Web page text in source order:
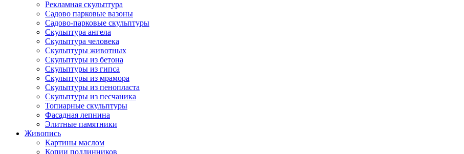
Рекламная скульптура
Садово парковые вазоны
Садово-парковые скульптуры
Скульптура ангела
Скульптура человека
Скульптуры животных
Скульптуры из бетона
Скульптуры из гипса
Скульптуры из мрамора
Скульптуры из пенопласта
Скульптуры из песчаника
Топиарные скульптуры
Фасадная лепнина
Элитные памятники
Живопись
Картины маслом
Копии подлинников